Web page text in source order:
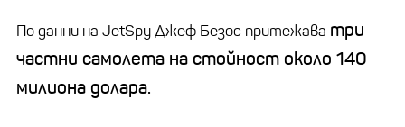
По данни на JetSpy Джеф Безос притежава три
частни самолета на стойност около 140
милиона долара.